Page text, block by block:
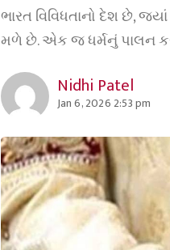
ભારત વિવિધતાનો દેશ છે,
મળે છે. એક જ ધર્મનું પાલન
Nidhi Patel
Jan 6, 2026 2:53 pm